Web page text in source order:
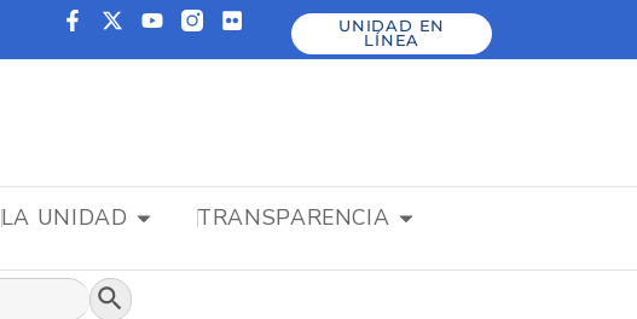
UNIDAD EN
LÍNEA
LA UNIDAD TRANSPARENCIA
Botón de búsqueda